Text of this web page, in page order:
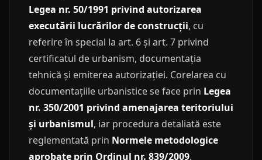
Legea nr. 50/1991 privind autorizarea
executării lucrărilor de construcții, cu
referire în special la art. 6 și art. 7 privind
certificatul de urbanism, documentația
tehnică și emiterea autorizației. Corelarea cu
documentațiile urbanistice se face prin Legea
nr. 350/2001 privind amenajarea teritoriului
și urbanismul, iar procedura detaliată este
reglementată prin Normele metodologice
aprobate prin Ordinul nr. 839/2009.